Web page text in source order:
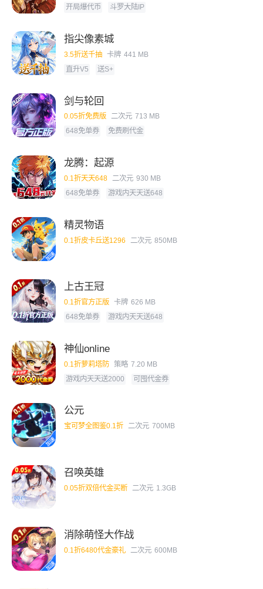
开局爆代币
斗罗大陆IP
指尖像素城
3.5折送千抽 卡牌 441 MB
直升V5
送S+
剑与轮回
0.05折免费版 二次元 713 MB
648免单券
免费刷代金
龙腾：起源
0.1折天天648 二次元 930 MB
648免单券
游戏内天天送648
精灵物语
0.1折皮卡丘送1296 二次元 850MB
上古王冠
0.1折官方正版 卡牌 626 MB
648免单券
游戏内天天送648
神仙online
0.1折萝莉塔防 策略 7.20 MB
游戏内天天送2000
可囤代金券
公元
宝可梦全图鉴0.1折 二次元 700MB
召唤英雄
0.05折双倍代金买断 二次元 1.3GB
消除萌怪大作战
0.1折6480代金豪礼 二次元 600MB